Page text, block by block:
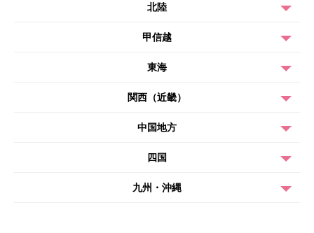
北陸
甲信越
東海
関西（近畿）
中国地方
四国
九州・沖縄